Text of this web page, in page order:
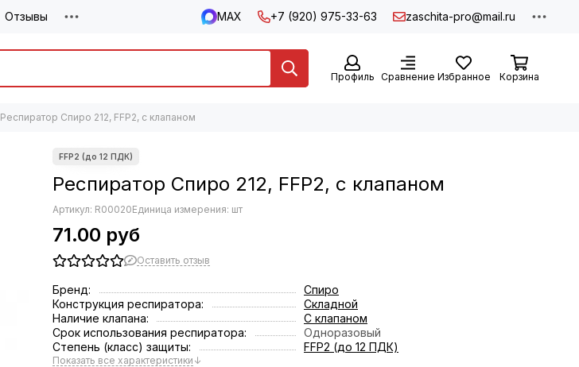
Отзывы MAX +7 (920) 975-33-63 zaschita-pro@mail.ru
Профиль Сравнение Избранное Корзина
Респиратор Спиро 212, FFP2, с клапаном
Респиратор Спиро 212, FFP2, с клапаном
Артикул: R00020Единица измерения: шт
71.00 руб
Оставить отзыв
Бренд:
Спиро
Конструкция респиратора:
Складной
Наличие клапана:
С клапаном
Срок использования респиратора:
Одноразовый
Степень (класс) защиты:
FFP2 (до 12 ПДК)
Показать все характеристики ↓